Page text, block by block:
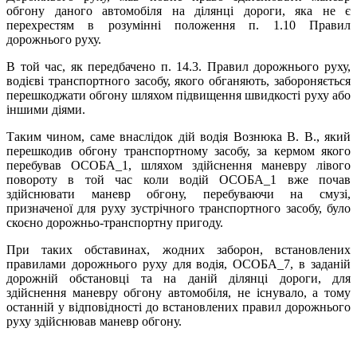
обгону даного автомобіля на ділянці дороги, яка не є
перехрестям в розумінні положення п. 1.10 Правил
дорожнього руху.
В той час, як передбачено п. 14.3. Правил дорожнього руху,
водієві транспортного засобу, якого обганяють, забороняється
перешкоджати обгону шляхом підвищення швидкості руху або
іншими діями.
Таким чином, саме внаслідок дій водія Вознюка В. В., який
перешкодив обгону транспортному засобу, за кермом якого
перебував ОСОБА_1, шляхом здійснення маневру лівого
повороту в той час коли водій ОСОБА_1 вже почав
здійснювати маневр обгону, перебуваючи на смузі,
призначеної для руху зустрічного транспортного засобу, було
скоєно дорожньо-транспортну пригоду.
При таких обставинах, жодних заборон, встановлених
правилами дорожнього руху для водія, ОСОБА_7, в заданій
дорожній обстановці та на даній ділянці дороги, для
здійснення маневру обгону автомобіля, не існувало, а тому
останній у відповідності до встановлених правил дорожнього
руху здійснював маневр обгону.